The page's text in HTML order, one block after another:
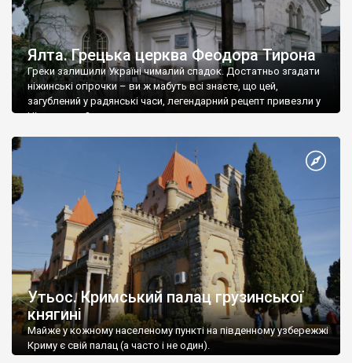
Ялта. Грецька церква Феодора Тирона
Греки залишили Україні чималий спадок. Достатньо згадати
ніжинські огірочки – ви ж мабуть всі знаєте, що цей,
загублений у радянські часи, легендарний рецепт привезли у
Ніжин греки?
Утьос. Кримський палац грузинської
княгині
Майже у кожному населеному пункті на південному узбережжі
Криму є свій палац (а часто і не один).